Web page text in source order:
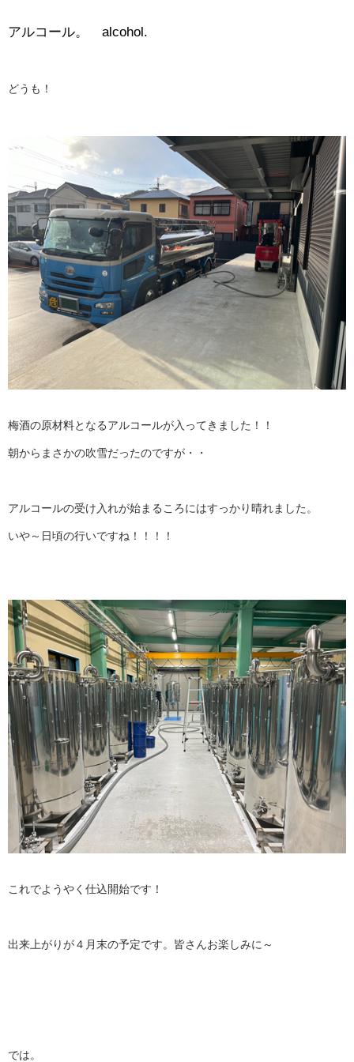
アルコール。 alcohol.
どうも！
梅酒の原材料となるアルコールが入ってきました！！
朝からまさかの吹雪だったのですが・・
アルコールの受け入れが始まるころにはすっかり晴れました。
いや～日頃の行いですね！！！！
これでようやく仕込開始です！
出来上がりが４月末の予定です。皆さんお楽しみに～
では。